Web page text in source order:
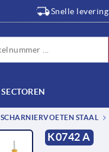
Snelle levering
SECTOREN
SCHARNIERVOETEN STAAL
K0742 A